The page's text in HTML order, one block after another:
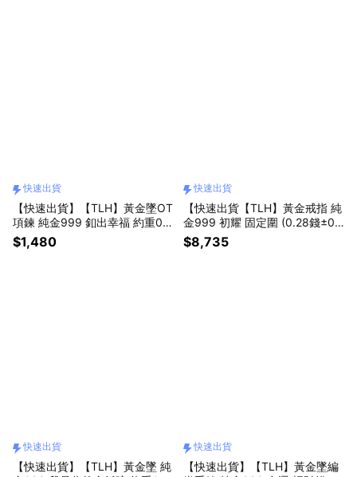
快速出貨
【快速出貨】【TLH】黃金墜OT
項鍊 純金999 釦出幸福 約重0.0
3錢±0.01 (生日(魔羯座) 情人節
希望 幸運 祝福)
$1,480
快速出貨
【快速出貨【TLH】黃金戒指 純
金999 初耀 固定圍 (0.28錢±0.
03)
$8,735
快速出貨
【快速出貨】【TLH】黃金墜 純
快速出貨
【快速出貨】【TLH】黃金墜編